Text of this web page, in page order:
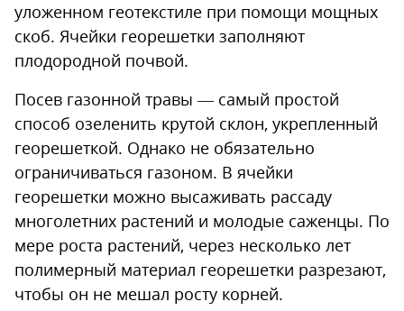
уложенном геотекстиле при помощи мощных
скоб. Ячейки георешетки заполняют
плодородной почвой.
Посев газонной травы — самый простой
способ озеленить крутой склон, укрепленный
георешеткой. Однако не обязательно
ограничиваться газоном. В ячейки
георешетки можно высаживать рассаду
многолетних растений и молодые саженцы. По
мере роста растений, через несколько лет
полимерный материал георешетки разрезают,
чтобы он не мешал росту корней.